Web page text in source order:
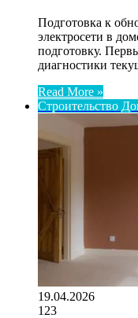
Подготовка к
электросети в
подготовку.
диагностики
Read More »
Строительство
19.04.2026
123